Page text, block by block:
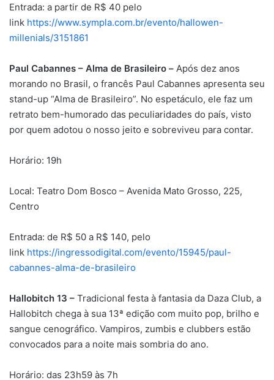
Entrada: a partir de R$ 40 pelo
link https://www.sympla.com.br/evento/hallowen-
millenials/3151861
Paul Cabannes – Alma de Brasileiro – Após dez anos
morando no Brasil, o francês Paul Cabannes apresenta seu
stand-up “Alma de Brasileiro”. No espetáculo, ele faz um
retrato bem-humorado das peculiaridades do país, visto
por quem adotou o nosso jeito e sobreviveu para contar.
Horário: 19h
Local: Teatro Dom Bosco – Avenida Mato Grosso, 225,
Centro
Entrada: de R$ 50 a R$ 140, pelo
link https://ingressodigital.com/evento/15945/paul-
cabannes-alma-de-brasileiro
Hallobitch 13 – Tradicional festa à fantasia da Daza Club, a
Hallobitch chega à sua 13ª edição com muito pop, brilho e
sangue cenográfico. Vampiros, zumbis e clubbers estão
convocados para a noite mais sombria do ano.
Horário: das 23h59 às 7h